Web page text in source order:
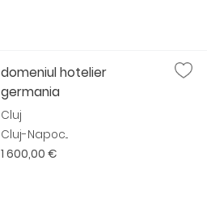
domeniul hotelier
germania
Cluj
Cluj-Napoc...
1 600,00 €